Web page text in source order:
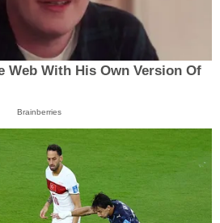
Web With His Own Version Of
Brainberries